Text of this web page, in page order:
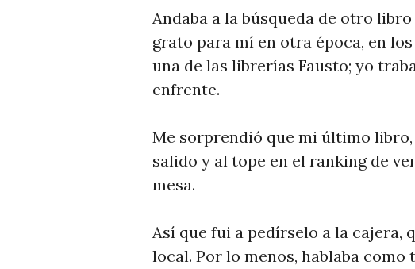
Andaba a la búsqueda de otro
grato para mí en otra época, en
una de las librerías Fausto; yo
enfrente.
Me sorprendió que mi último libro,
salido y al tope en el ranking de
mesa.
Así que fui a pedírselo a la cajera,
local. Por lo menos, hablaba como